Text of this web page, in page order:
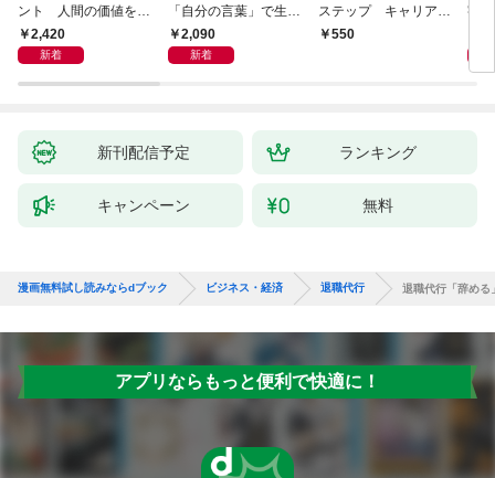
ント 人間の価値を最
大化する条件
2,420
新着
「自分の言葉」で生き
るための教科書
2,090
新着
ステップ キャリアの
成功とは何か
550
字
「
ト」
新刊配信予定 ランキング
キャンペーン 無料
漫画無料試し読みならdブック ビジネス・経済 退職代行 退職代行「辞める
アプリならもっと便利で快適に！